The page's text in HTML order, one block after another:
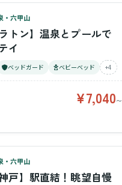
・六甲山
トン】温泉とプールで
イ
ベッドガード ベビーベッド +4
¥7,040〜
・六甲山
戸】駅直結！眺望自慢